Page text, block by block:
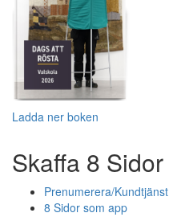
Ladda ner boken
Skaffa 8 Sidor
Prenumerera/Kundtjänst
8 Sidor som app